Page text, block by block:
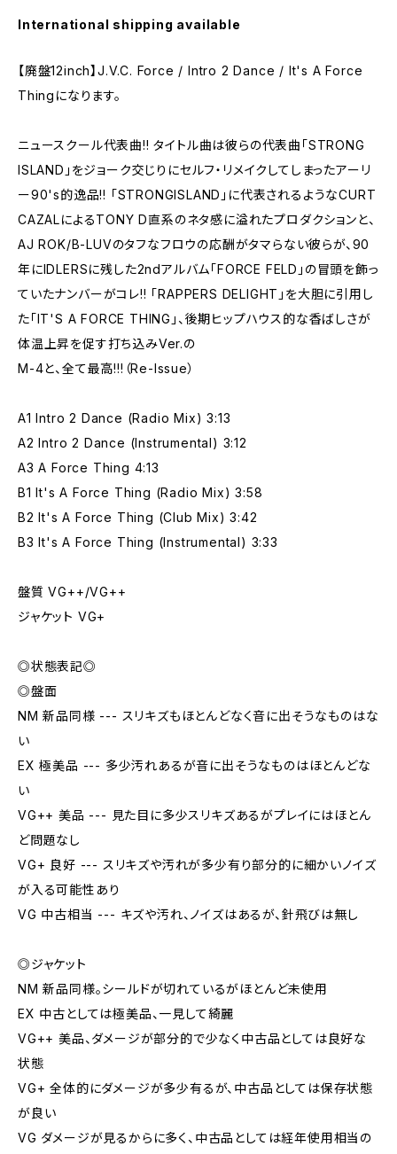
International shipping available
【廃盤12inch】J.V.C. Force / Intro 2 Dance / It's A Force
Thingになります。
ニュースクール代表曲!! タイトル曲は彼らの代表曲「STRONG
ISLAND」をジョーク交じりにセルフ・リメイクしてしまったアーリ
ー90's的逸品!! 「STRONGISLAND」に代表されるようなCURT
CAZALによるTONY D直系のネタ感に溢れたプロダクションと、
AJ ROK/B-LUVのタフなフロウの応酬がタマらない彼らが、90
年にIDLERSに残した2ndアルバム「FORCE FELD」の冒頭を飾っ
ていたナンバーがコレ!! 「RAPPERS DELIGHT」を大胆に引用し
た「IT'S A FORCE THING」、後期ヒップハウス的な香ばしさが
体温上昇を促す打ち込みVer.の
M-4と、全て最高!!!（Re-Issue）
A1 Intro 2 Dance (Radio Mix) 3:13
A2 Intro 2 Dance (Instrumental) 3:12
A3 A Force Thing 4:13
B1 It's A Force Thing (Radio Mix) 3:58
B2 It's A Force Thing (Club Mix) 3:42
B3 It's A Force Thing (Instrumental) 3:33
盤質 VG++/VG++
ジャケット VG+
◎状態表記◎
◎盤面
NM 新品同様 --- スリキズもほとんどなく音に出そうなものはな
い
EX 極美品 --- 多少汚れあるが音に出そうなものはほとんどな
い
VG++ 美品 --- 見た目に多少スリキズあるがプレイにはほとん
ど問題なし
VG+ 良好 --- スリキズや汚れが多少有り部分的に細かいノイズ
が入る可能性あり
VG 中古相当 --- キズや汚れ、ノイズはあるが、針飛びは無し
◎ジャケット
NM 新品同様。シールドが切れているがほとんど未使用
EX 中古としては極美品、一見して綺麗
VG++ 美品、ダメージが部分的で少なく中古品としては良好な
状態
VG+ 全体的にダメージが多少有るが、中古品としては保存状態
が良い
VG ダメージが見るからに多く、中古品としては経年使用相当の